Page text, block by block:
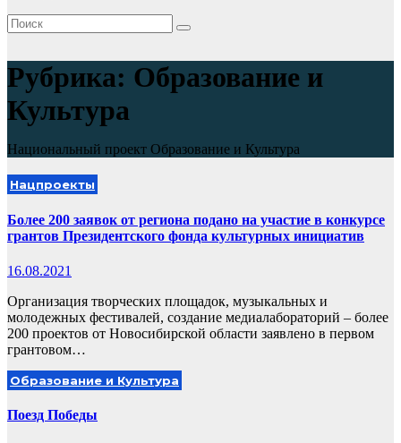
Рубрика: Образование и
Культура
Национальный проект Образование и Культура
Нацпроекты
Более 200 заявок от региона подано на участие в конкурсе
грантов Президентского фонда культурных инициатив
16.08.2021
Организация творческих площадок, музыкальных и
молодежных фестивалей, создание медиалабораторий – более
200 проектов от Новосибирской области заявлено в первом
грантовом…
Образование и Культура
Поезд Победы